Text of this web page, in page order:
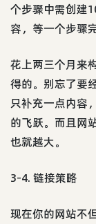
个步骤中需创建
容，等一个步骤
花上两三个月来
得的。别忘了要
只补充一点内容
的飞跃。而且网
也就越大。
3-4. 链接策略
现在你的网站不